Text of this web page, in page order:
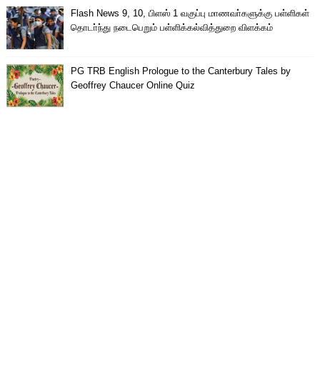
Flash News 9, 10, பிளஸ் 1 வகுப்பு மாணவா்களுக்கு பள்ளிகள்
தொடா்ந்து நடைபெறும் பள்ளிக்கல்வித்துறை விளக்கம்
PG TRB English Prologue to the Canterbury Tales by
Geoffrey Chaucer Online Quiz